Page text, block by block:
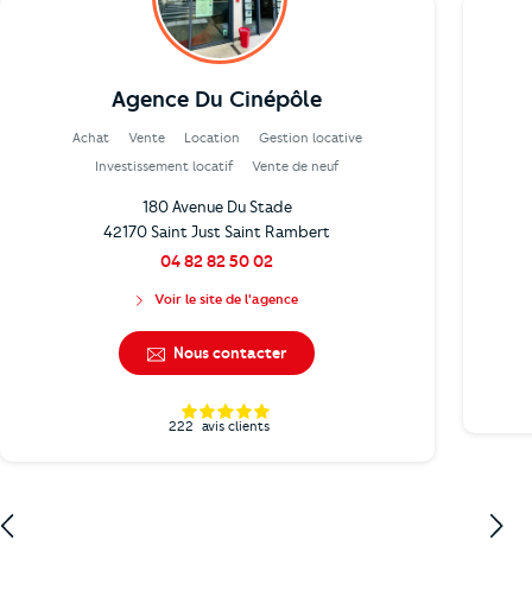
Agence Du Cinépôle
Achat Vente Location
Gestion locative
Investissement locatif
Vente de neuf
180 Avenue Du Stade
42170 Saint Just Saint Rambert
04 82 82 50 02
Voir le site de l'agence
Nous contacter
222 avis clients